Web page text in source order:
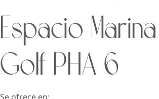
Pie de Playa
USD MXN
Espacio
Golf PHA 6